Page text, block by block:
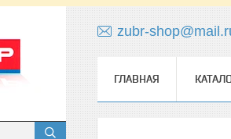
zubr-
ГЛАВНАЯ